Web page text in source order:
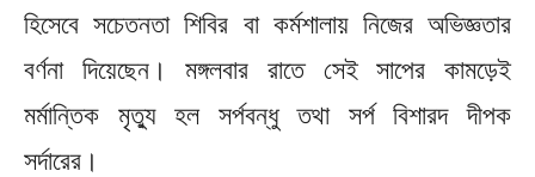
হিসেবে সচেতনতা শিবির বা কর্মশালায় নিজের অভিজ্ঞতার
বর্ণনা দিয়েছেন। মঙ্গলবার রাতে সেই সাপের কামড়েই
মর্মান্তিক মৃত্যু হল সর্পবন্ধু তথা সর্প বিশারদ দীপক
সর্দারের।